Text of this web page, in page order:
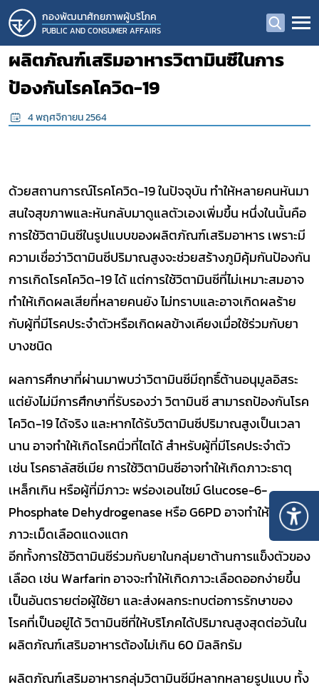
กองพัฒนาศักยภาพผู้บริโภค
PUBLIC AND CONSUMER AFFAIRS
ผลิตภัณฑ์เสริมอาหารวิตามินซีในการ
ป้องกันโรคโควิด-19
4 พฤศจิกายน 2564
ด้วยสถานการณ์โรคโควิด-19 ในปัจจุบัน ทำให้หลายคนหันมา
สนใจสุขภาพและหันกลับมาดูแลตัวเองเพิ่มขึ้น หนึ่งในนั้นคือ
การใช้วิตามินซีในรูปแบบของผลิตภัณฑ์เสริมอาหาร เพราะมี
ความเชื่อว่าวิตามินซีปริมาณสูงจะช่วยสร้างภูมิคุ้มกันป้องกัน
การเกิดโรคโควิด-19 ได้ แต่การใช้วิตามินซีที่ไม่เหมาะสมอาจ
ทำให้เกิดผลเสียที่หลายคนยัง ไม่ทราบและอาจเกิดผลร้าย
กับผู้ที่มีโรคประจำตัวหรือเกิดผลข้างเคียงเมื่อใช้ร่วมกับยา
บางชนิด
ผลการศึกษาที่ผ่านมาพบว่าวิตามินซีมีฤทธิ์ต้านอนุมูลอิสระ
แต่ยังไม่มีการศึกษาที่รับรองว่า วิตามินซี สามารถป้องกันโรค
โควิด-19 ได้จริง และหากได้รับวิตามินซีปริมาณสูงเป็นเวลา
นาน อาจทำให้เกิดโรคนิ่วที่ไตได้ สำหรับผู้ที่มีโรคประจำตัว
เช่น โรคธาลัสซีเมีย การใช้วิตามินซีอาจทำให้เกิดภาวะธาตุ
เหล็กเกิน หรือผู้ที่มีภาวะ พร่องเอนไซม์ Glucose-6-
Phosphate Dehydrogenase หรือ G6PD อาจทำให้เกิด
ภาวะเม็ดเลือดแดงแตก
อีกทั้งการใช้วิตามินซีร่วมกับยาในกลุ่มยาต้านการแข็งตัวของ
เลือด เช่น Warfarin อาจจะทำให้เกิดภาวะเลือดออกง่ายขึ้น
เป็นอันตรายต่อผู้ใช้ยา และส่งผลกระทบต่อการรักษาของ
โรคที่เป็นอยู่ได้ วิตามินซีที่ให้บริโภคได้ปริมาณสูงสุดต่อวันใน
ผลิตภัณฑ์เสริมอาหารต้องไม่เกิน 60 มิลลิกรัม
ผลิตภัณฑ์เสริมอาหารกลุ่มวิตามินซีมีหลากหลายรูปแบบ ทั้ง